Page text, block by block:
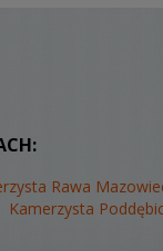
Rawa
Kamerzysta